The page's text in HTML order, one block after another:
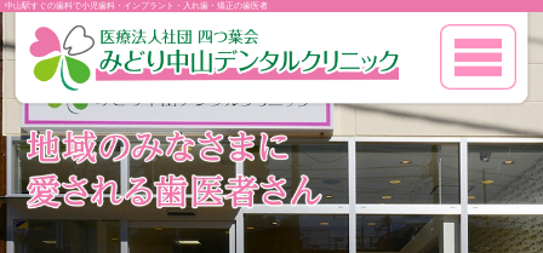
中山駅すぐの歯科で小児歯科・インプラント・入れ歯・矯正の歯医者